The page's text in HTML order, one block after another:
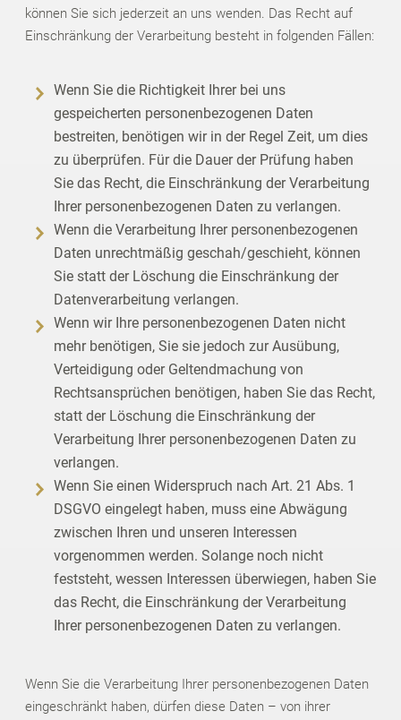
können Sie sich jederzeit an uns wenden. Das Recht auf
Einschränkung der Verarbeitung besteht in folgenden Fällen:
Wenn Sie die Richtigkeit Ihrer bei uns
gespeicherten personenbezogenen Daten
bestreiten, benötigen wir in der Regel Zeit, um dies
zu überprüfen. Für die Dauer der Prüfung haben
Sie das Recht, die Einschränkung der Verarbeitung
Ihrer personenbezogenen Daten zu verlangen.
Wenn die Verarbeitung Ihrer personenbezogenen
Daten unrechtmäßig geschah/geschieht, können
Sie statt der Löschung die Einschränkung der
Datenverarbeitung verlangen.
Wenn wir Ihre personenbezogenen Daten nicht
mehr benötigen, Sie sie jedoch zur Ausübung,
Verteidigung oder Geltendmachung von
Rechtsansprüchen benötigen, haben Sie das Recht,
statt der Löschung die Einschränkung der
Verarbeitung Ihrer personenbezogenen Daten zu
verlangen.
Wenn Sie einen Widerspruch nach Art. 21 Abs. 1
DSGVO eingelegt haben, muss eine Abwägung
zwischen Ihren und unseren Interessen
vorgenommen werden. Solange noch nicht
feststeht, wessen Interessen überwiegen, haben Sie
das Recht, die Einschränkung der Verarbeitung
Ihrer personenbezogenen Daten zu verlangen.
Wenn Sie die Verarbeitung Ihrer personenbezogenen Daten
eingeschränkt haben, dürfen diese Daten – von ihrer